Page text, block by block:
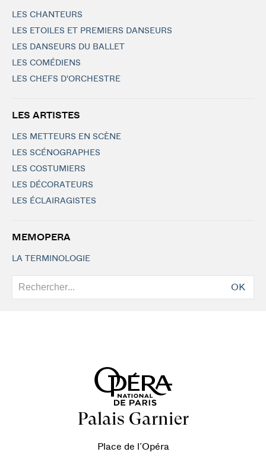
LES CHANTEURS
LES ETOILES ET PREMIERS DANSEURS
LES DANSEURS DU BALLET
LES COMÉDIENS
LES CHEFS D'ORCHESTRE
LES ARTISTES
LES METTEURS EN SCÈNE
LES SCÉNOGRAPHES
LES COSTUMIERS
LES DÉCORATEURS
LES ÉCLAIRAGISTES
MEMOPERA
LA TERMINOLOGIE
OK
Palais Garnier
Place de l’Opéra